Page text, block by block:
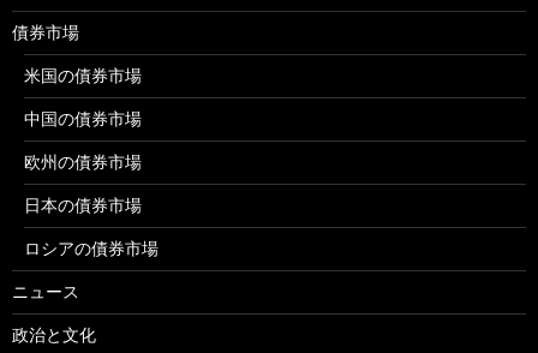
債券市場
米国の債券市場
中国の債券市場
欧州の債券市場
日本の債券市場
ロシアの債券市場
ニュース
政治と文化